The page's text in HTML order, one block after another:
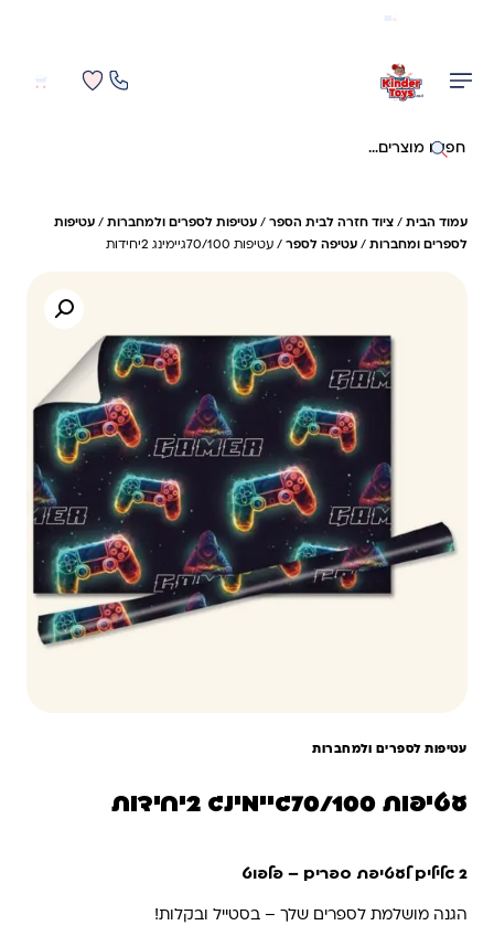
חיפוש באתר
עמוד הבית / ציוד חזרה לבית הספר / עטיפות לספרים ולמחברות / עטיפות
לספרים ומחברות / עטיפה לספר / עטיפות 70/100גיימינג 2יחידות
עטיפות לספרים ולמחברות
עטיפות 70/100גיימינג 2יחידות
2 גלילים לעטיפת ספרים – פלפוט
הגנה מושלמת לספרים שלך – בסטייל ובקלות!